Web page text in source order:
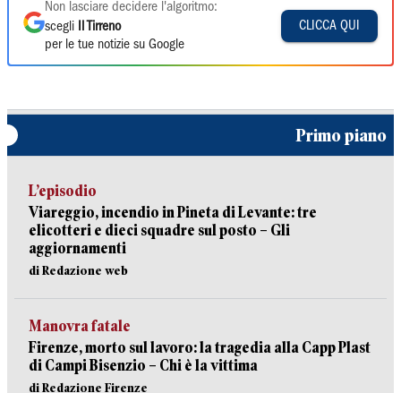
Non lasciare decidere l'algoritmo:
scegli
Il Tirreno
per le tue notizie su Google
CLICCA QUI
Primo piano
L’episodio
Viareggio, incendio in Pineta di Levante: tre
elicotteri e dieci squadre sul posto – Gli
aggiornamenti
di Redazione web
Manovra fatale
Firenze, morto sul lavoro: la tragedia alla Capp Plast
di Campi Bisenzio – Chi è la vittima
di Redazione Firenze